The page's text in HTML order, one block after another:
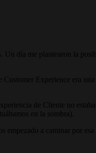
día me plantearon la
Experience era
de Cliente no
en la sombra).
empezado a caminar por esa